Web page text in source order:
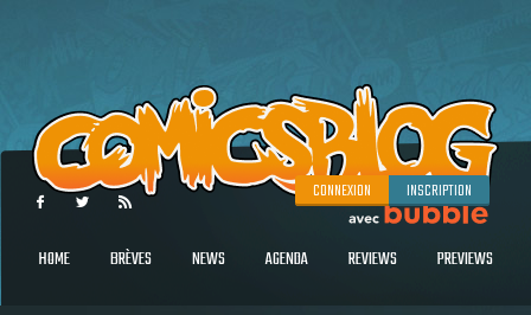
CONNEXION INSCRIPTION
HOME BRÈVES NEWS AGENDA REVIEWS PREVIEWS